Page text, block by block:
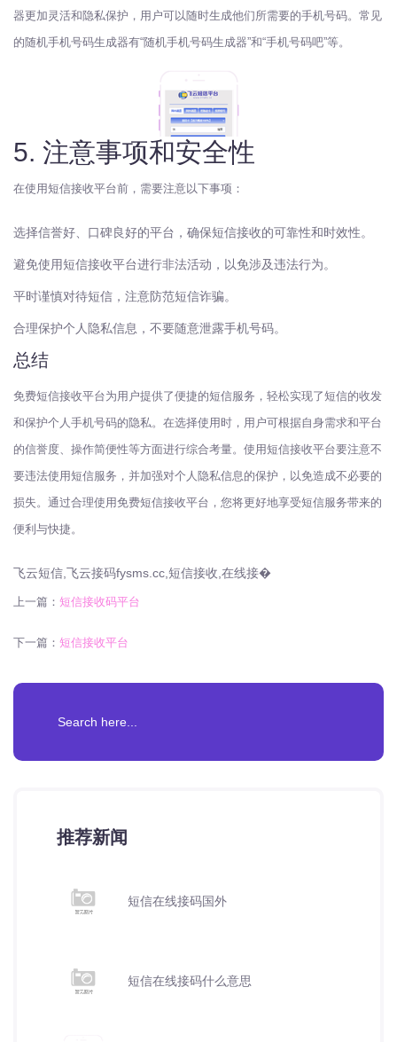
器更加灵活和隐私保护，用户可以随时生成他们所需要的手机号码。常见
的随机手机号码生成器有“随机手机号码生成器”和“手机号码吧”等。
5. 注意事项和安全性
在使用短信接收平台前，需要注意以下事项：
选择信誉好、口碑良好的平台，确保短信接收的可靠性和时效性。
避免使用短信接收平台进行非法活动，以免涉及违法行为。
平时谨慎对待短信，注意防范短信诈骗。
合理保护个人隐私信息，不要随意泄露手机号码。
总结
免费短信接收平台为用户提供了便捷的短信服务，轻松实现了短信的收发
和保护个人手机号码的隐私。在选择使用时，用户可根据自身需求和平台
的信誉度、操作简便性等方面进行综合考量。使用短信接收平台要注意不
要违法使用短信服务，并加强对个人隐私信息的保护，以免造成不必要的
损失。通过合理使用免费短信接收平台，您将更好地享受短信服务带来的
便利与快捷。
飞云短信,飞云接码fysms.cc,短信接收,在线接�
上一篇： 短信接收码平台
下一篇： 短信接收平台
推荐新闻
短信在线接码国外
短信在线接码什么意思